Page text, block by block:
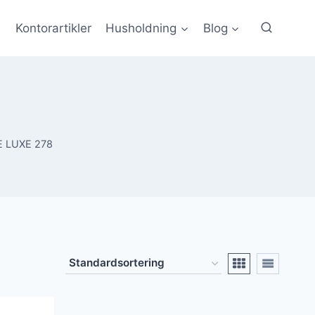
Kontorartikler Husholdning Blog
LUXE 278